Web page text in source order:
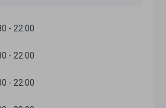
- 22:00
- 22:00
- 22:00